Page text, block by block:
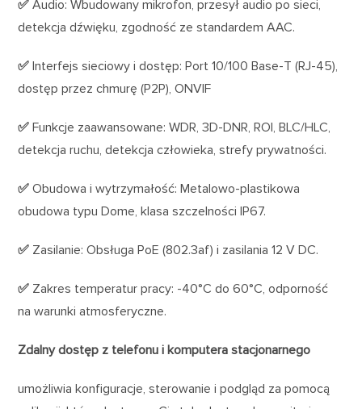
✅ Audio: Wbudowany mikrofon, przesył audio po sieci,
detekcja dźwięku, zgodność ze standardem AAC.
✅ Interfejs sieciowy i dostęp: Port 10/100 Base-T (RJ-45),
dostęp przez chmurę (P2P), ONVIF
✅ Funkcje zaawansowane: WDR, 3D-DNR, ROI, BLC/HLC,
detekcja ruchu, detekcja człowieka, strefy prywatności.
✅ Obudowa i wytrzymałość: Metalowo-plastikowa
obudowa typu Dome, klasa szczelności IP67.
✅ Zasilanie: Obsługa PoE (802.3af) i zasilania 12 V DC.
✅ Zakres temperatur pracy: -40°C do 60°C, odporność
na warunki atmosferyczne.
Zdalny dostęp z telefonu i komputera stacjonarnego
umożliwia konfiguracje, sterowanie i podgląd za pomocą